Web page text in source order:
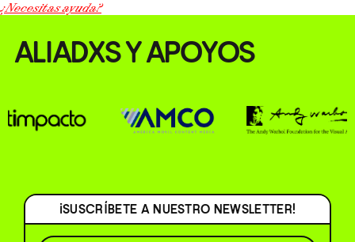
¿Necesitas ayuda?
ALIADXS Y APOYOS
¡SUSCRÍBETE A NUESTRO NEWSLETTER!